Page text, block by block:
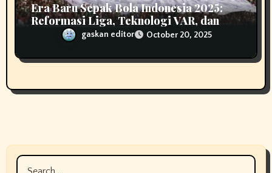
Era Baru Sepak Bola Indonesia 2025:
Reformasi Liga, Teknologi VAR, dan
Harapan ke Piala Asia
gaskan editor October 20, 2025
Search